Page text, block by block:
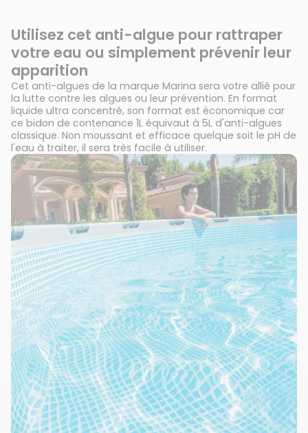
Utilisez cet anti-algue pour rattraper
votre eau ou simplement prévenir leur
apparition
Cet anti-algues de la marque Marina sera votre allié pour
la lutte contre les algues ou leur prévention. En format
liquide ultra concentré, son format est économique car
ce bidon de contenance 1L équivaut à 5L d'anti-algues
classique. Non moussant et efficace quelque soit le pH de
l'eau à traiter, il sera très facile à utiliser.